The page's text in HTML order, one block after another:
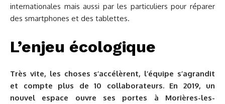
internationales mais aussi par les particuliers pour réparer
des smartphones et des tablettes.
L’enjeu écologique
Très vite, les choses s’accélèrent, l’équipe s’agrandit
et compte plus de 10 collaborateurs. En 2019, un
nouvel espace ouvre ses portes à Morières-les-